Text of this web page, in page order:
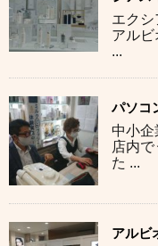
エク
アル
...
パソコ
中小企
店内
た ...
アルビ